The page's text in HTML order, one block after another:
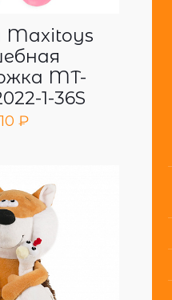
Maxitoys
MT-
1-36S
₽